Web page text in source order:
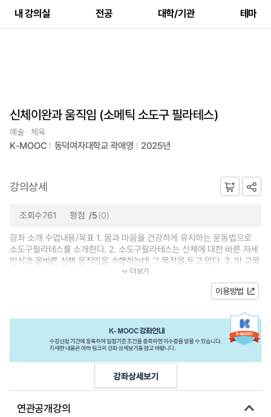
내 강의실 전공 대학/기관 테마
신체이완과 움직임 (소메틱 소도구 필라테스)
예술ㆍ체육
K-MOOC 동덕여자대학교 곽애영 2025년
강의상세
조회수761 평점 /5(0)
강좌 소개 수업내용/목표 1. 몸과 마음을 건강하게 유지하는 운동법으로
소도구필라테스를 소개한다. 2. 소도구필라테스는 신체에 대한 바른 자세
인식과 올바른 신체 움직임을 수행하는데 그 목적을 두고 있다. 3. 이 교육
과정은 긴장된 근육의 효과적 이완...더보기
이용방법
연관공개강의